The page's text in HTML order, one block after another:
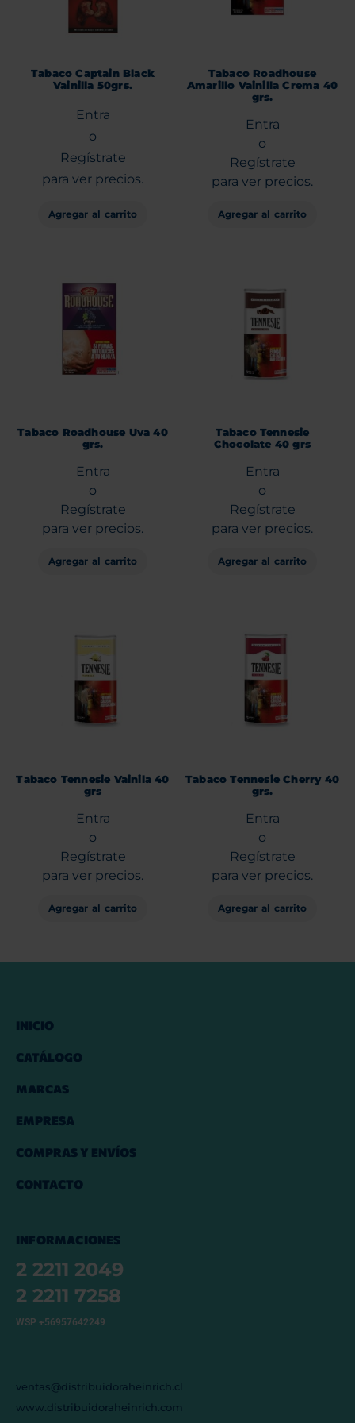
Tabaco Captain Black
Vainilla 50grs.
Entra
o
Regístrate
para ver precios.
Agregar al carrito
Tabaco Roadhouse
Amarillo Vainilla Crema 40
grs.
Entra
o
Regístrate
para ver precios.
Agregar al carrito
Tabaco Roadhouse Uva 40
grs.
Entra
o
Regístrate
para ver precios.
Agregar al carrito
Tabaco Tennesie
Chocolate 40 grs
Entra
o
Regístrate
para ver precios.
Agregar al carrito
Tabaco Tennesie Vainila 40
grs
Entra
o
Regístrate
para ver precios.
Agregar al carrito
Tabaco Tennesie Cherry 40
grs.
Entra
o
Regístrate
para ver precios.
Agregar al carrito
INICIO
CATÁLOGO
MARCAS
EMPRESA
COMPRAS Y ENVÍOS
CONTACTO
INFORMACIONES
2 2211 2049
2 2211 7258
WSP +56957642249
ventas@distribuidoraheinrich.cl
www.distribuidoraheinrich.com